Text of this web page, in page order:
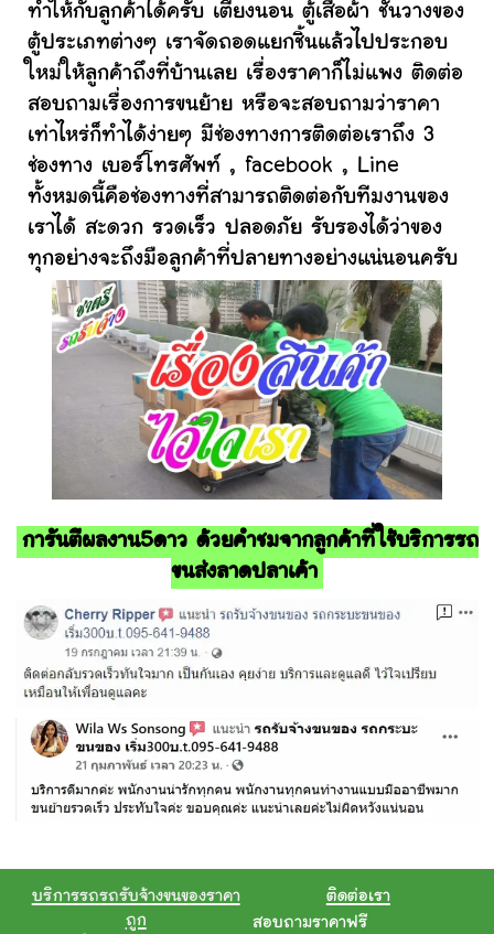
ทำให้กับลูกค้าได้ครับ เตียงนอน ตู้เสื้อผ้า ชั้นวางของ
ตู้ประเภทต่างๆ เราจัดถอดแยกชิ้นแล้วไปประกอบ
ใหม่ให้ลูกค้าถึงที่บ้านเลย เรื่องราคาก็ไม่แพง ติดต่อ
สอบถามเรื่องการขนย้าย หรือจะสอบถามว่าราคา
เท่าไหร่ก็ทำได้ง่ายๆ มีช่องทางการติดต่อเราถึง 3
ช่องทาง เบอร์โทรศัพท์ , facebook , Line
ทั้งหมดนี้คือช่องทางที่สามารถติดต่อกับทีมงานของ
เราได้ สะดวก รวดเร็ว ปลอดภัย รับรองได้ว่าของ
ทุกอย่างจะถึงมือลูกค้าที่ปลายทางอย่างแน่นอนครับ
การันตีผลงาน5ดาว ด้วยคำชมจากลูกค้าที่ใช้บริการรถ
ขนส่งลาดปลาเค้า
บริการรถรถรับจ้างขนของราคา
ถูก
ติดต่อเรา
สอบถามราคาฟรี